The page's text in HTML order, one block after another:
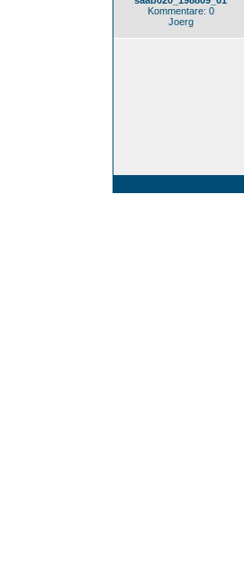
Kommentare: 0
Joerg